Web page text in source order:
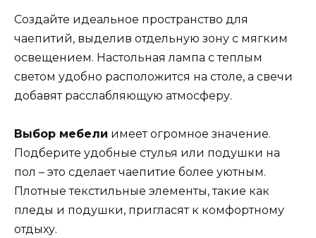
Создайте идеальное пространство для
чаепитий, выделив отдельную зону с мягким
освещением. Настольная лампа с теплым
светом удобно расположится на столе, а свечи
добавят расслабляющую атмосферу.
Выбор мебели имеет огромное значение.
Подберите удобные стулья или подушки на
пол – это сделает чаепитие более уютным.
Плотные текстильные элементы, такие как
пледы и подушки, пригласят к комфортному
отдыху.